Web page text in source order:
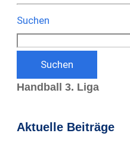
Suchen
Suchen
Handball 3. Liga
Aktuelle Beiträge